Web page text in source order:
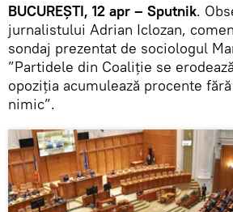
BUCUREȘTI, 12 apr – Sputnik.
jurnalistului Adrian Iclozan,
sondaj prezentat de sociologul
”Partidele din Coaliţie se
opoziţia acumulează procente
nimic”.